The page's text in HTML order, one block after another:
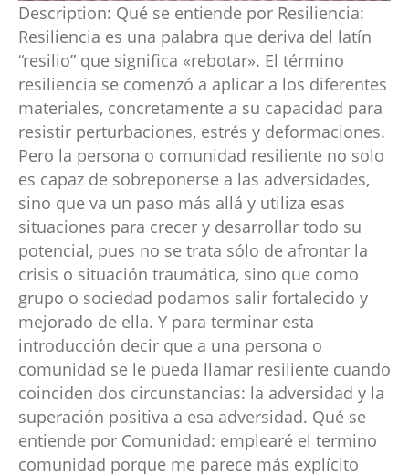
Description: Qué se entiende por Resiliencia:
Resiliencia es una palabra que deriva del latín
“resilio” que significa «rebotar». El término
resiliencia se comenzó a aplicar a los diferentes
materiales, concretamente a su capacidad para
resistir perturbaciones, estrés y deformaciones.
Pero la persona o comunidad resiliente no solo
es capaz de sobreponerse a las adversidades,
sino que va un paso más allá y utiliza esas
situaciones para crecer y desarrollar todo su
potencial, pues no se trata sólo de afrontar la
crisis o situación traumática, sino que como
grupo o sociedad podamos salir fortalecido y
mejorado de ella. Y para terminar esta
introducción decir que a una persona o
comunidad se le pueda llamar resiliente cuando
coinciden dos circunstancias: la adversidad y la
superación positiva a esa adversidad. Qué se
entiende por Comunidad: emplearé el termino
comunidad porque me parece más explícito